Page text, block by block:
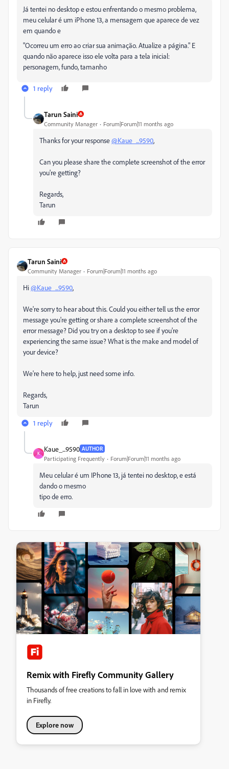
Já tentei no desktop e estou enfrentando o mesmo problema,
meu celular é um iPhone 13, a mensagem que aparece de vez
em quando e
"Ocorreu um erro ao criar sua animação. Atualize a página." E
quando não aparece isso ele volta para a tela inicial:
personagem, fundo, tamanho
1 reply
Tarun Saini
Community Manager Forum|Forum|11 months ago
Thanks for your response@Kaue_...9590,
Can you please share the complete screenshot of the error
you're getting?
Regards,
Tarun
Tarun Saini
Community Manager Forum|Forum|11 months ago
Hi@Kaue_...9590,
We're sorry to hear about this. Could you either tell us the error
message you're getting or share a complete screenshot of the
error message? Did you try on a desktop to see if you're
experiencing the same issue? What is the make and model of
your device?
We're here to help, just need some info.
Regards,
Tarun
1 reply
K
Kaue_...9590 AUTHOR
Participating Frequently Forum|Forum|11 months ago
Meu celular é um IPhone 13, já tentei no desktop, e está
dando o mesmo
tipo de erro.
Remix with Firefly Community Gallery
Thousands of free creations to fall in love with and remix
in Firefly.
Explore now